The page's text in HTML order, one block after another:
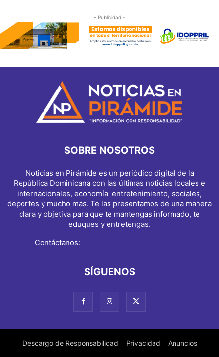
- Publicidad -
SOBRE NOSOTROS
Noticias en Pirámide es un periódico digital de la
República Dominicana con las últimas noticias locales e
internacionales, economía, entretenimiento, sociales,
deportes y mucho más. Te las presentamos de una manera
clara y objetiva para que te mantengas informado, te
eduques y entretengas.
Contáctanos:
SÍGUENOS
Descargo de Responsabilidad Privacidad Anuncios